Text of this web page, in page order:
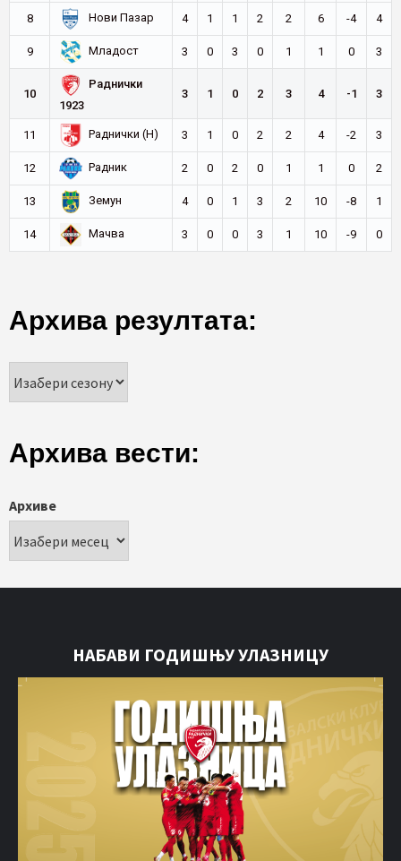
8 Нови Пазар 4 1 1 2 2 6 -4 4
9 Младост 3 0 3 0 1 1 0 3
10
Раднички
1923
3 1 0 2 3 4 -1 3
11 Раднички (Н) 3 1 0 2 2 4 -2 3
12 Радник 2 0 2 0 1 1 0 2
13 Земун 4 0 1 3 2 10 -8 1
14 Мачва 3 0 0 3 1 10 -9 0
Архива резултата:
Архива вести:
Архиве
НАБАВИ ГОДИШЊУ УЛАЗНИЦУ